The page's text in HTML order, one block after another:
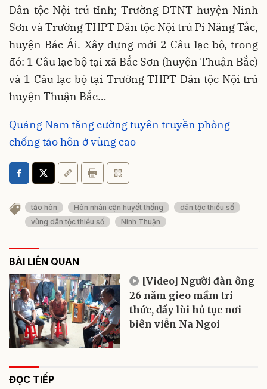
Dân tộc Nội trú tỉnh; Trường DTNT huyện Ninh
Sơn và Trường THPT Dân tộc Nội trú Pi Năng Tắc,
huyện Bác Ái. Xây dựng mới 2 Câu lạc bộ, trong
đó: 1 Câu lạc bộ tại xã Bắc Sơn (huyện Thuận Bắc)
và 1 Câu lạc bộ tại Trường THPT Dân tộc Nội trú
huyện Thuận Bắc…
Quảng Nam tăng cường tuyên truyền phòng
chống tảo hôn ở vùng cao
tảo hôn Hôn nhân cận huyết thống
dân tộc thiểu số
vùng dân tộc thiểu số
Ninh Thuận
BÀI LIÊN QUAN
[Video] Người đàn ông
26 năm gieo mầm tri
thức, đẩy lùi hủ tục nơi
biên viễn Na Ngoi
ĐỌC TIẾP